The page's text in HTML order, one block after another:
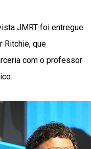
JMRT foi entregue
Ritchie, que
com o professor